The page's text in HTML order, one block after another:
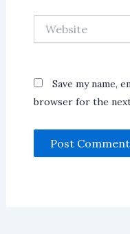
Save my name,
browser for the